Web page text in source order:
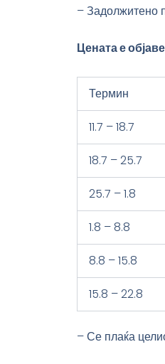
– Задолжитено
Цената е
Термин
11.7 – 18.7
18.7 – 25.7
25.7 – 1.8
1.8 – 8.8
8.8 – 15.8
15.8 – 22.8
– Се плаќа